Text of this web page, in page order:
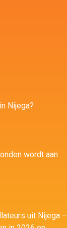
Nijega?
wordt aan
uit Nijega –